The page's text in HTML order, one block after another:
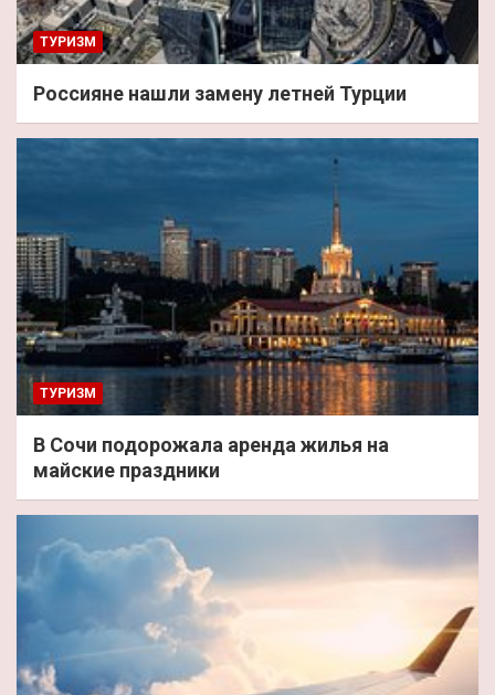
ТУРИЗМ
Россияне нашли замену летней Турции
ТУРИЗМ
В Сочи подорожала аренда жилья на
майские праздники